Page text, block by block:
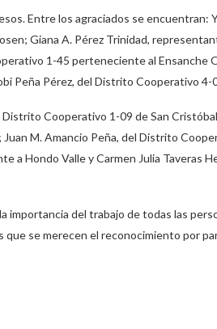
Entre los agraciados se encuentran:
Giana A. Pérez Trinidad,
1-45 perteneciente al Ensanche
Peña Pérez, del Distrito Cooperativo 4-
Distrito Cooperativo 1-09 de San
M. Amancio Peña, del Distrito
a Hondo Valle y Carmen Julia Taveras
importancia del trabajo de todas las
se merecen el reconocimiento por